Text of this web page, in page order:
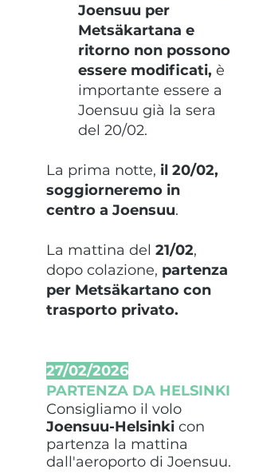
Joensuu per
Metsäkartana e
ritorno non possono
essere modificati, è
importante essere a
Joensuu già la sera
del 20/02.
La prima notte, il 20/02,
soggiorneremo in
centro a Joensuu.
La mattina del 21/02,
dopo colazione, partenza
per Metsäkartano con
trasporto privato.
27/02/2026
PARTENZA DA HELSINKI
Consigliamo il volo
Joensuu-Helsinki con
partenza la mattina
dall'aeroporto di Joensuu.